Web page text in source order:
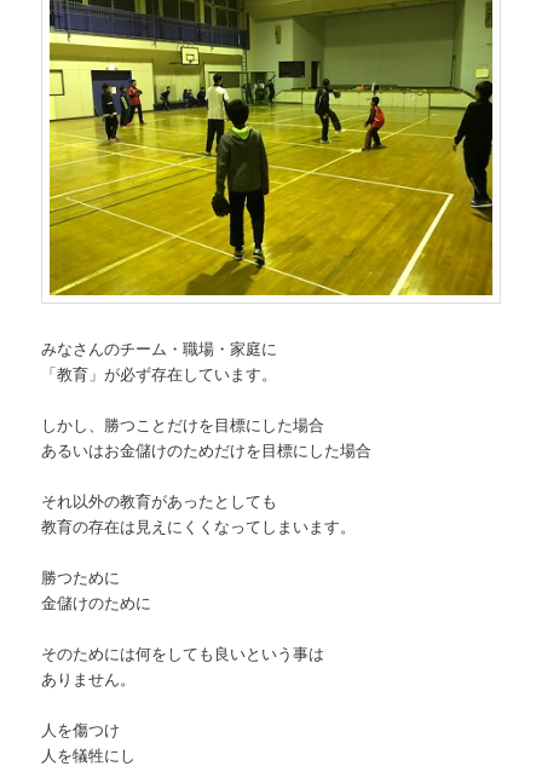
みなさんのチーム・職場・家庭に
「教育」が必ず存在しています。
しかし、勝つことだけを目標にした場合
あるいはお金儲けのためだけを目標にした場合
それ以外の教育があったとしても
教育の存在は見えにくくなってしまいます。
勝つために
金儲けのために
そのためには何をしても良いという事は
ありません。
人を傷つけ
人を犠牲にし